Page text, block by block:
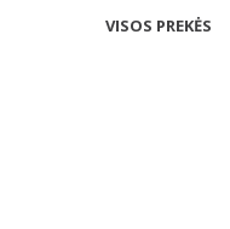
VISOS PREKĖS